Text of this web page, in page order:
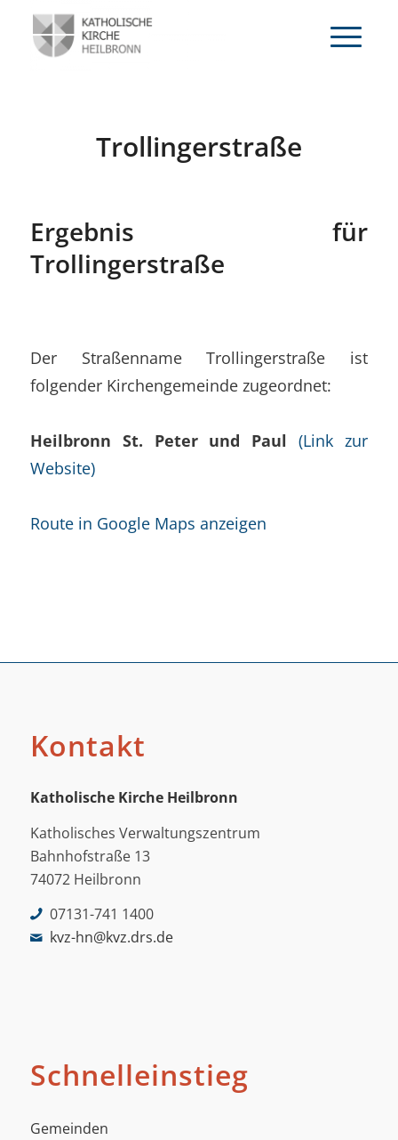
Trollingerstraße
Ergebnis für
Trollingerstraße
Der Straßenname Trollingerstraße ist
folgender Kirchengemeinde zugeordnet:
Heilbronn St. Peter und Paul(Link zur
Website)
Route in Google Maps anzeigen
Kontakt
Katholische Kirche Heilbronn
Katholisches Verwaltungszentrum
Bahnhofstraße 13
74072 Heilbronn
07131-741 1400
kvz-hn@kvz.drs.de
Schnelleinstieg
Gemeinden